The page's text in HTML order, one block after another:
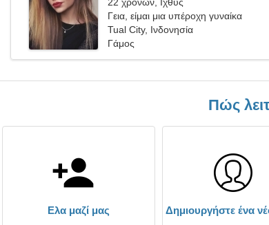
Γεια, είμαι μια υπέροχη γυναίκα
Tual City, Ινδονησία
Γάμος
Πώς
Ελα μαζί μας Δημιουργήστε ένα